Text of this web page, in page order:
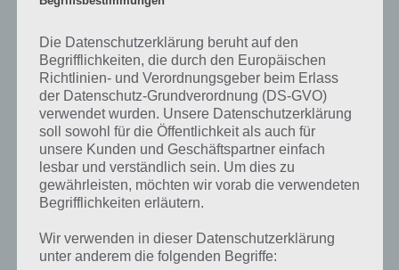
Der ADAC Postbus verbindet über 60 Städte, darunter auch
grenznahe Städte , unter anderem in der Schweiz. Derzeit gibt es
über 15 Linien. Mit der ADAC Postbus App kann man allerdings nicht
die Fahrten suchen, sondern auf das Entertainment-Angebot im Bus
zurückgreifen. Dazu muss man sich lediglich mit dem WLAN im Bus
verbinden und kann dort auf aktuelle Blockbuster, Musikalben oder
Hörbüchern zugreifen.
Das Mediacenter kann im übrigen nicht nur auf dem Smartphone
mediacenter.adac-postbus.de. Die App gibt es für Android und iOS
im entsprechenden Store zum kostenlosen Download:
Die Datenschutzerklärung beruht auf den
Begrifflichkeiten, die durch den Europäischen
Richtlinien- und Verordnungsgeber beim Erlass
der Datenschutz-Grundverordnung (DS-GVO)
verwendet wurden. Unsere Datenschutzerklärung
soll sowohl für die Öffentlichkeit als auch für
unsere Kunden und Geschäftspartner einfach
lesbar und verständlich sein. Um dies zu
gewährleisten, möchten wir vorab die verwendeten
Begrifflichkeiten erläutern.
Wir verwenden in dieser Datenschutzerklärung
unter anderem die folgenden Begriffe: